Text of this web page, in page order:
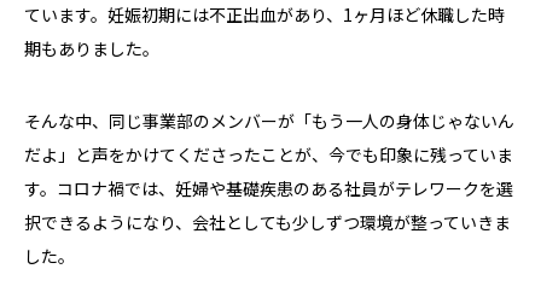
ています。妊娠初期には不正出血があり、1ヶ月ほど休職した時
期もありました。
そんな中、同じ事業部のメンバーが「もう一人の身体じゃないん
だよ」と声をかけてくださったことが、今でも印象に残っていま
す。コロナ禍では、妊婦や基礎疾患のある社員がテレワークを選
択できるようになり、会社としても少しずつ環境が整っていきま
した。